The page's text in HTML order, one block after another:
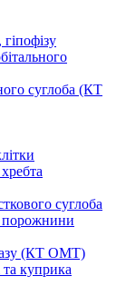
суглоба (КТ
суглоба
порожнини
(КТ ОМТ)
куприка